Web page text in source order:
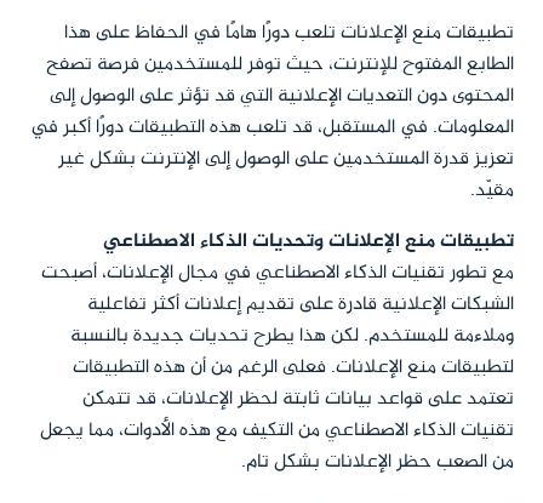
تطبيقات منع الإعلانات تلعب دورًا هامًا في الحفاظ على هذا
الطابع المفتوح للإنترنت، حيث توفر للمستخدمين فرصة تصفح
المحتوى دون التعديات الإعلانية التي قد تؤثر على الوصول إلى
المعلومات. في المستقبل، قد تلعب هذه التطبيقات دورًا أكبر في
تعزيز قدرة المستخدمين على الوصول إلى الإنترنت بشكل غير
مقيّد.
تطبيقات منع الإعلانات وتحديات الذكاء الاصطناعي
مع تطور تقنيات الذكاء الاصطناعي في مجال الإعلانات، أصبحت
الشبكات الإعلانية قادرة على تقديم إعلانات أكثر تفاعلية
وملاءمة للمستخدم. لكن هذا يطرح تحديات جديدة بالنسبة
لتطبيقات منع الإعلانات. فعلى الرغم من أن هذه التطبيقات
تعتمد على قواعد بيانات ثابتة لحظر الإعلانات، قد تتمكن
تقنيات الذكاء الاصطناعي من التكيف مع هذه الأدوات، مما يجعل
من الصعب حظر الإعلانات بشكل تام.